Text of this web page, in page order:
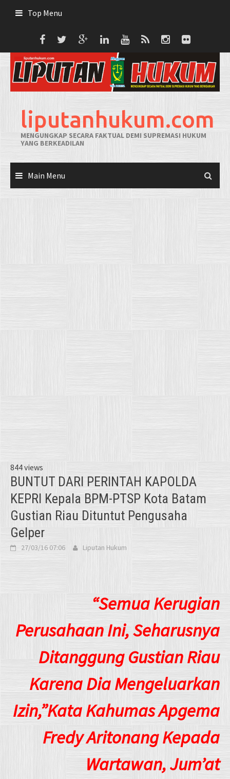
Top Menu
liputanhukum.com
MENGUNGKAP SECARA FAKTUAL DEMI SUPREMASI HUKUM
YANG BERKEADILAN
Main Menu
844 views
BUNTUT DARI PERINTAH KAPOLDA
KEPRI Kepala BPM-PTSP Kota Batam
Gustian Riau Dituntut Pengusaha
Gelper
27/03/16 07:06 Liputan Hukum
“Semua Kerugian
Perusahaan Ini, Seharusnya
Ditanggung Gustian Riau
Karena Dia Mengeluarkan
Izin,”Kata Kahumas Apgema
Fredy Aritonang Kepada
Wartawan, Jum’at